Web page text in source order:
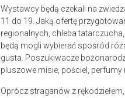
Wystawcy będą czekali na
11 do 19. Jaką ofertę
regionalnych, chleba
będą mogli wybierać spośród
gusta. Poszukiwacze
pluszowe misie, pościel, perfumy
Oprócz straganów z